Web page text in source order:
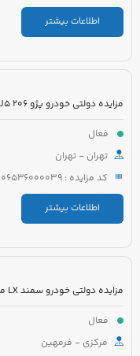
اطلاعات بیشتر
فعال
تهران - تهران
کد مزایده : 5221006536000039
اطلاعات بیشتر
فعال
مرکزی - فرمهین